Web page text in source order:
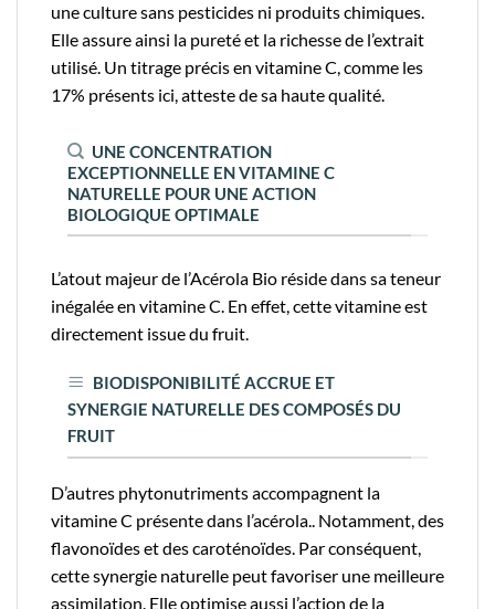
une culture sans pesticides ni produits chimiques.
Elle assure ainsi la pureté et la richesse de l’extrait
utilisé. Un titrage précis en vitamine C, comme les
17% présents ici, atteste de sa haute qualité.
UNE CONCENTRATION
EXCEPTIONNELLE EN VITAMINE C
NATURELLE POUR UNE ACTION
BIOLOGIQUE OPTIMALE
L’atout majeur de l’Acérola Bio réside dans sa teneur
inégalée en vitamine C. En effet, cette vitamine est
directement issue du fruit.
BIODISPONIBILITÉ ACCRUE ET
SYNERGIE NATURELLE DES COMPOSÉS DU
FRUIT
D’autres phytonutriments accompagnent la
vitamine C présente dans l’acérola.. Notamment, des
flavonoïdes et des caroténoïdes. Par conséquent,
cette synergie naturelle peut favoriser une meilleure
assimilation. Elle optimise aussi l’action de la